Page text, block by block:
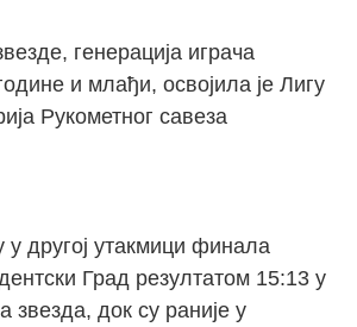
генерација играча
и млађи, освојила је Лигу
Рукометног савеза
у другој утакмици финала
Град резултатом 15:13 у
док су раније у